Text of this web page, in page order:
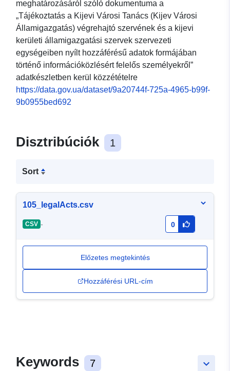
dokumentuma a nyílt
hozzáférésű adatok
közzétételéért felelős
személy (ek)
azonosításáról
meghatározásáról szóló dokumentuma a
„Tájékoztatás a Kijevi Városi Tanács (Kijev Városi
Államigazgatás) végrehajtó szervének és a kijevi
kerületi államigazgatási szervek szervezeti
egységeiben nyílt hozzáférésű adatok formájában
történő információközlésért felelős személyekről”
adatkészletben kerül közzétételre
https://data.gov.ua/dataset/9a20744f-725a-4965-b99f-
9b0955bed692
Disztribúciók 1
Sort
105_legalActs.csv
CSV - 0
Előzetes megtekintés
Hozzáférési URL-cím
keyboard_arrow_down
Keywords 7